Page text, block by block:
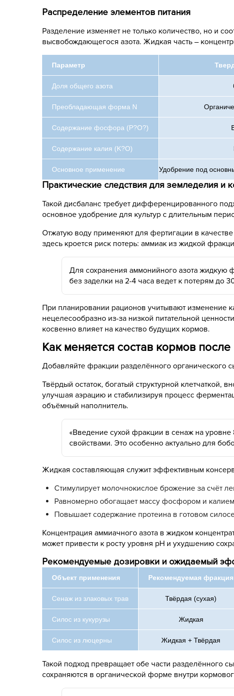
Распределение элементов питания
Разделение изменяет не только количество, но и
высвобождающегося азота. Жидкая часть –
Параметр
Доля общего азота
Преобладающая форма N
Содержание фосфора (P?O?)
Содержание калия (K?O)
Основное применение Удобрение под
Практические следствия для земледелия и
Такой дисбаланс требует дифференцированного
основное удобрение для культур с длительным
Отжатую воду применяют для фертигации в
здесь кроется риск потерь: аммиак из жидкой
Для сохранения аммонийного азота жидкую
без заделки на 2-4 часа ведет к потерям до
При планировании рационов учитывают изменение
нецелесообразно из-за низкой питательной
косвенно влияет на качество будущих кормов.
Как меняется состав кормов
Добавляйте фракции разделённого органического
Твёрдый остаток, богатый структурной клетчаткой,
улучшая аэрацию и стабилизируя процесс
объёмный наполнитель.
«Введение сухой фракции в сенаж на
свойствами. Это особенно актуально для
Жидкая составляющая служит эффективным
Стимулирует молочнокислое брожение за счёт
Равномерно обогащает массу фосфором и
Повышает содержание протеина в готовом
Концентрация аммиачного азота в жидком
может привести к росту уровня рН и ухудшению
Рекомендуемые дозировки и ожидаемый
Объект применения Рекомендуемая фракция
Сенаж из злаковых трав Твёрдая (сухая)
Силос из кукурузы Жидкая
Силос из люцерны Жидкая + Твёрдая
Такой подход превращает обе части разделённого
сохраняются в органической форме внутри